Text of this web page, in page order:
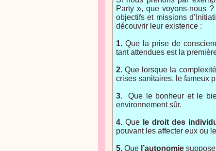
Party », que voyons-nous
objectifs et missions
découvrir leur existence :
1. Que la prise de
tant attendues est la
2. Que lorsque la
crises sanitaires, le fameux
3.
Que le bonheur et le
environnement sûr.
4. Que le droit des
pouvant les affecter eux ou
5. Que l’autonomie